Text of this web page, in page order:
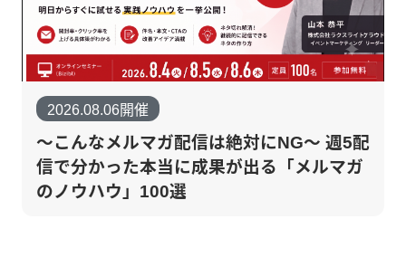
2026.08.06開催
～こんなメルマガ配信は絶対にNG～ 週5配
信で分かった本当に成果が出る「メルマガ
のノウハウ」100選